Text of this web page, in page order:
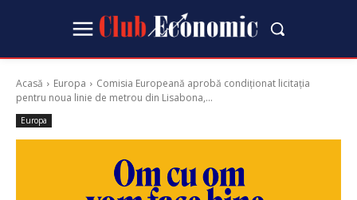
Acasă Europa
Comisia Europeană aprobă condiționat licitația
pentru noua linie de metrou din Lisabona,...
Europa